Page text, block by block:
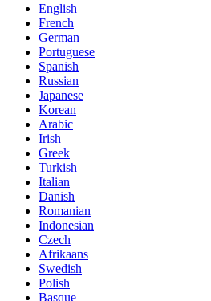
English
French
German
Portuguese
Spanish
Russian
Japanese
Korean
Arabic
Irish
Greek
Turkish
Italian
Danish
Romanian
Indonesian
Czech
Afrikaans
Swedish
Polish
Basque